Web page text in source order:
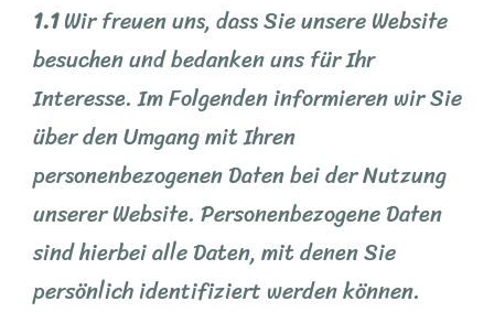
1.1Wir freuen uns, dass Sie unsere Website
besuchen und bedanken uns für Ihr
Interesse. Im Folgenden informieren wir Sie
über den Umgang mit Ihren
personenbezogenen Daten bei der Nutzung
unserer Website. Personenbezogene Daten
sind hierbei alle Daten, mit denen Sie
persönlich identifiziert werden können.